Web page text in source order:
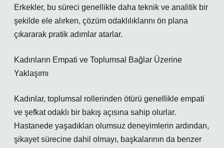
Erkekler, bu süreci genellikle daha teknik ve analitik bir
şekilde ele alırken, çözüm odaklılıklarını ön plana
çıkararak pratik adımlar atarlar.
Kadınların Empati ve Toplumsal Bağlar Üzerine
Yaklaşımı
Kadınlar, toplumsal rollerinden ötürü genellikle empati
ve şefkat odaklı bir bakış açısına sahip olurlar.
Hastanede yaşadıkları olumsuz deneyimlerin ardından,
şikayet sürecine dahil olmayı, başkalarının da benzer